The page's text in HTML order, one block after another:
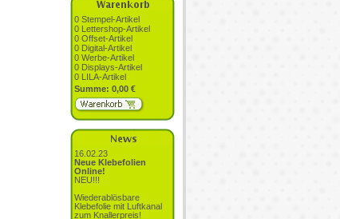
0 Stempel-Artikel
0 Lettershop-Artikel
0 Offset-Artikel
0 Digital-Artikel
0 Werbe-Artikel
0 Displays-Artikel
0 LILA-Artikel
Summe: 0,00 €
16.02.23
Neue Klebefolien
Online!
NEU!!!
Wiederablösbare
Klebefolie mit Luftkanal
zum Knallerpreis!